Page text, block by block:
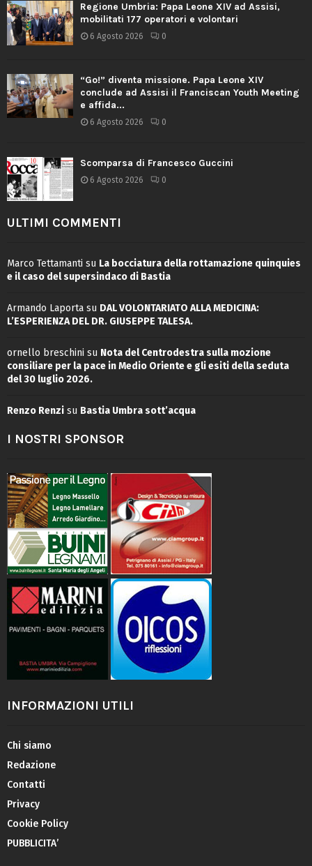
Regione Umbria: Papa Leone XIV ad Assisi,
mobilitati 177 operatori e volontari
6 Agosto 2026 0
“Go!” diventa missione. Papa Leone XIV
conclude ad Assisi il Franciscan Youth Meeting
e affida...
6 Agosto 2026 0
Scomparsa di Francesco Guccini
6 Agosto 2026 0
ULTIMI COMMENTI
Marco Tettamanti su La bocciatura della rottamazione quinquies
e il caso del supersindaco di Bastia
Armando Laporta su DAL VOLONTARIATO ALLA MEDICINA:
L’ESPERIENZA DEL DR. GIUSEPPE TALESA.
ornello breschini su Nota del Centrodestra sulla mozione
consiliare per la pace in Medio Oriente e gli esiti della seduta
del 30 luglio 2026.
Renzo Renzi su Bastia Umbra sott’acqua
I NOSTRI SPONSOR
INFORMAZIONI UTILI
Chi siamo
Redazione
Contatti
Privacy
Cookie Policy
PUBBLICITA’